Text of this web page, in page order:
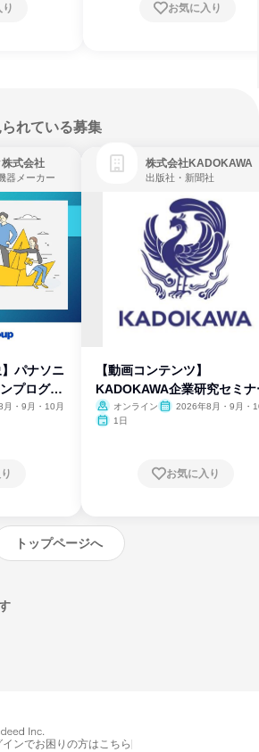
お気に入り
れている募集
式会社
器メーカー
】パナソニ
プログラ
・9月・10月
株式会社KADOKAWA
出版社・新聞社
【動画コンテンツ】
KADOKAWA企業研究セミナ
オンライン
2026年8月・9月・
1日
お気に入り
トップページへ
エントリーするとプログラムの詳細案内を
受け取れるようになります
インでお困りの方はこちら